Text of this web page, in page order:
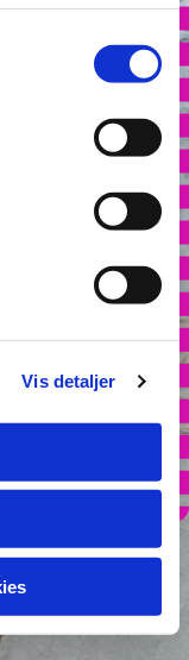
Vis detaljer